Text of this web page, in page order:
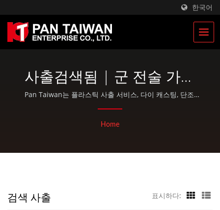
한국어
사출검색됨 | 군 전술 가방
및 군 배낭 제조업체 | Pan
Taiwan
Pan Taiwan는 플라스틱 사출 서비스, 다이 캐스팅, 단조,
CNC 가공, EDC 파우치 및 표준 자전거 및 야외 활동 부품과
Home
검색 사출 표시하다: